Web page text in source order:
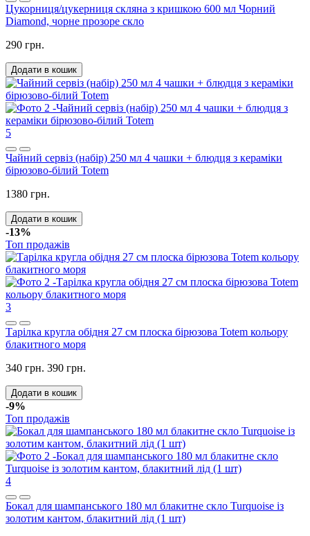
Цукорниця/цукерниця скляна з кришкою 600 мл Чорний
Diamond, чорне прозоре скло
290 грн.
Додати в кошик
5
Чайний сервіз (набір) 250 мл 4 чашки + блюдця з кераміки
бірюзово-білий Totem
1380 грн.
Додати в кошик
-13%
Топ продажів
3
Тарілка кругла обідня 27 см плоска бірюзова Totem кольору
блакитного моря
340 грн. 390 грн.
Додати в кошик
-9%
Топ продажів
4
Бокал для шампанського 180 мл блакитне скло Turquoise із
золотим кантом, блакитний лід (1 шт)